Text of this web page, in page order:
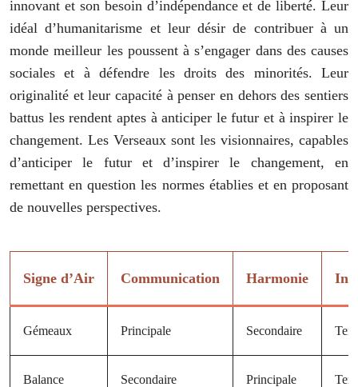
innovant et son besoin d’indépendance et de liberté. Leur
idéal d’humanitarisme et leur désir de contribuer à un
monde meilleur les poussent à s’engager dans des causes
sociales et à défendre les droits des minorités. Leur
originalité et leur capacité à penser en dehors des sentiers
battus les rendent aptes à anticiper le futur et à inspirer le
changement. Les Verseaux sont les visionnaires, capables
d’anticiper le futur et d’inspirer le changement, en
remettant en question les normes établies et en proposant
de nouvelles perspectives.
Signe d’Air Communication Harmonie
Gémeaux Principale Secondaire
Balance Secondaire Principale